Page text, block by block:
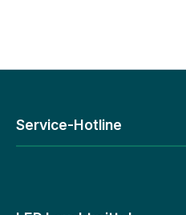
Service-Hotline